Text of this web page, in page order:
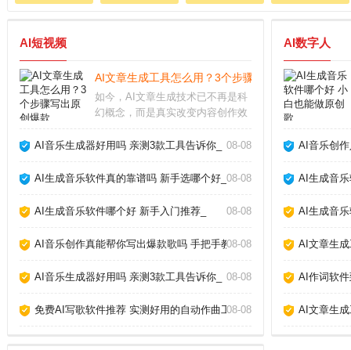
AI短视频
AI文章生成工具怎么用？3个步骤写出原创爆款_
如今，AI文章生成技术已不再是科
幻概念，而是真实改变内容创作效
案，越来越多人开始借助AI写稿、
人仍困惑：AI写出来的文章会不会
AI音乐生成器好用吗 亲测3款工具告诉你_ 08-08
AI生成音乐软件真的靠谱吗 新手选哪个好_ 08-08
AI生成音乐软件哪个好 新手入门推荐_ 08-08
AI音乐创作真能帮你写出爆款歌吗 手把手教你玩转AI作歌_
08-08
AI音乐生成器好用吗 亲测3款工具告诉你_ 08-08
免费AI写歌软件推荐 实测好用的自动作曲工具_
08-08
AI数字人
AI音乐创
AI生成音
AI生成音
AI文章生
AI作词软
AI文章生